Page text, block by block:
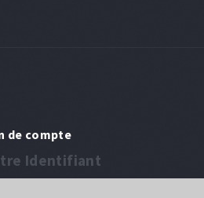
de compte
Identifiant